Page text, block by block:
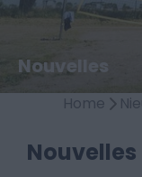
Nouvelles
Home
Nouvelles